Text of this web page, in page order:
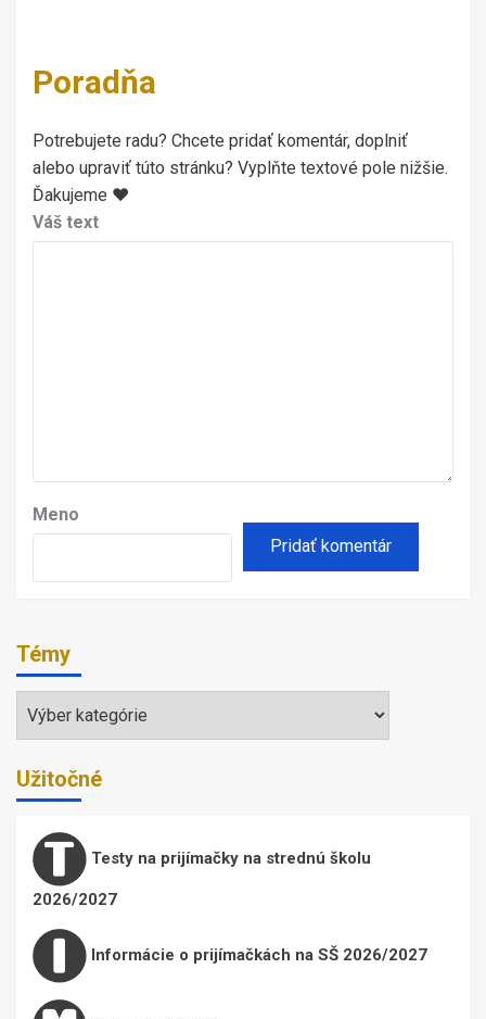
Poradňa
Potrebujete radu? Chcete pridať komentár, doplniť
alebo upraviť túto stránku? Vyplňte textové pole nižšie.
Ďakujeme ♥
Váš text
Meno
Témy
Užitočné
Testy na prijímačky na strednú školu
2026/2027
Informácie o prijímačkách na SŠ 2026/2027